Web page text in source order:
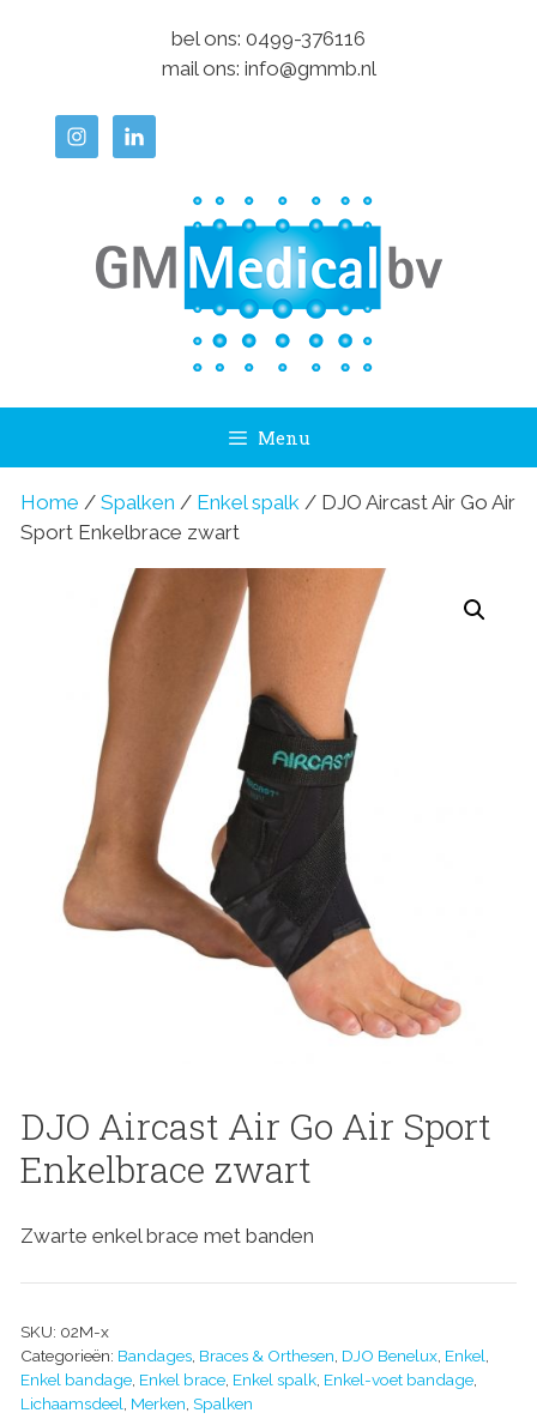
bel ons: 0499-376116
mail ons: info@gmmb.nl
Menu
Home / Spalken / Enkel spalk / DJO Aircast Air Go Air
Sport Enkelbrace zwart
DJO Aircast Air Go Air Sport
Enkelbrace zwart
Zwarte enkel brace met banden
SKU: 02M-x
Categorieën: Bandages Braces & Orthesen DJO Benelux Enkel
Enkel bandage Enkel brace Enkel spalk Enkel-voet bandage
Lichaamsdeel Merken Spalken